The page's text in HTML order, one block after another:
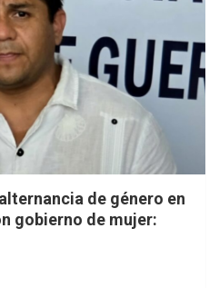
de género en
gobierno de mujer: